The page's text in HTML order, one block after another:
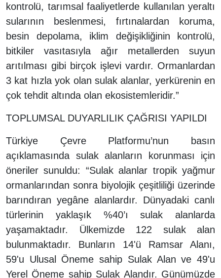
kontrolü, tarımsal faaliyetlerde kullanılan yeraltı
sularının beslenmesi, fırtınalardan koruma,
besin depolama, iklim değişikliğinin kontrolü,
bitkiler vasıtasıyla ağır metallerden suyun
arıtılması gibi birçok işlevi vardır. Ormanlardan
3 kat hızla yok olan sulak alanlar, yerkürenin en
çok tehdit altında olan ekosistemleridir.”
TOPLUMSAL DUYARLILIK ÇAĞRISI YAPILDI
Türkiye Çevre Platformu’nun basın
açıklamasında sulak alanların korunması için
öneriler sunuldu: “Sulak alanlar tropik yağmur
ormanlarından sonra biyolojik çeşitliliği üzerinde
barındıran yegâne alanlardır. Dünyadaki canlı
türlerinin yaklaşık %40’ı sulak alanlarda
yaşamaktadır. Ülkemizde 122 sulak alan
bulunmaktadır. Bunların 14'ü Ramsar Alanı,
59'u Ulusal Öneme sahip Sulak Alan ve 49'u
Yerel Öneme sahip Sulak Alandır. Günümüzde